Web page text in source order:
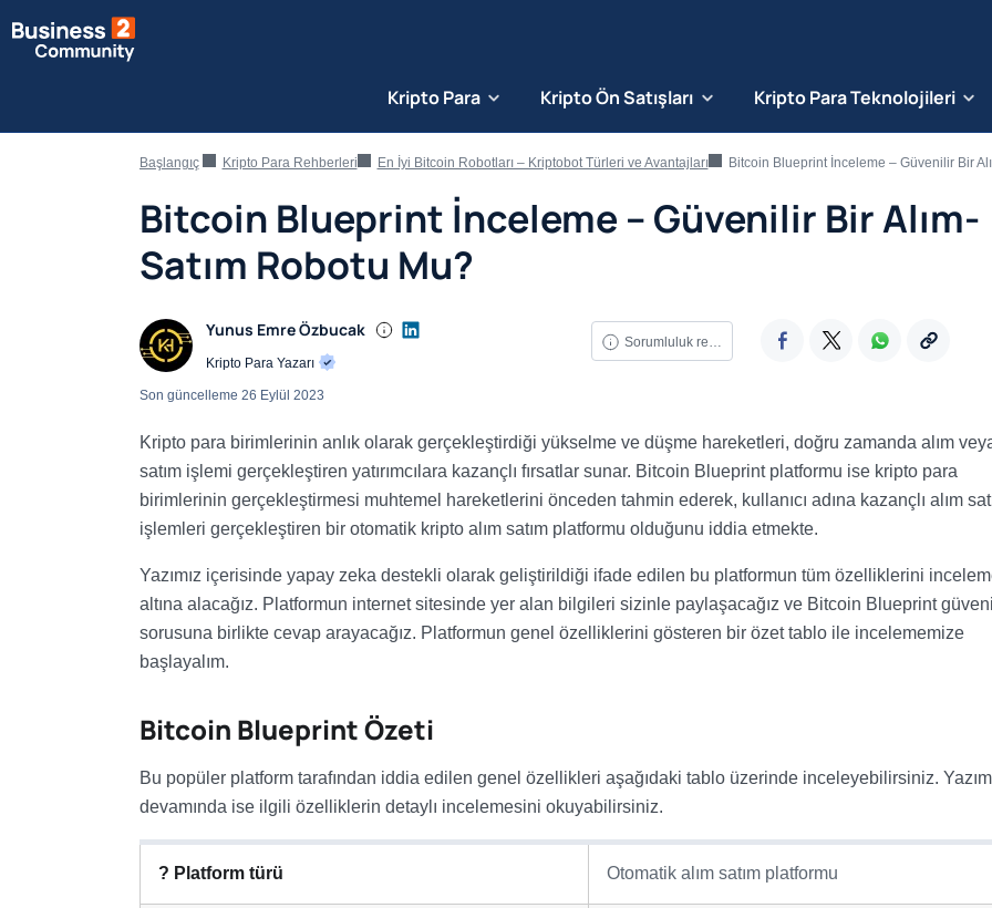
Kripto Para Kripto Ön Satışları Kripto Para Teknolojileri
Başlangıç Kripto Para Rehberleri En İyi Bitcoin Robotları – Kriptobot Türleri ve Avantajları Bitcoin Blueprint İnceleme – Güvenilir Bir Alım-Satım
Bitcoin Blueprint İnceleme – Güvenilir Bir Alım-
Satım Robotu Mu?
Yunus Emre Özbucak
Kripto Para Yazarı
Son güncelleme 26 Eylül 2023
Kripto para birimlerinin anlık olarak gerçekleştirdiği yükselme ve düşme hareketleri, doğru zamanda alım
satım işlemi gerçekleştiren yatırımcılara kazançlı fırsatlar sunar. Bitcoin Blueprint platformu ise kripto para
birimlerinin gerçekleştirmesi muhtemel hareketlerini önceden tahmin ederek, kullanıcı adına kazançlı alım
işlemleri gerçekleştiren bir otomatik kripto alım satım platformu olduğunu iddia etmekte.
Yazımız içerisinde yapay zeka destekli olarak geliştirildiği ifade edilen bu platformun tüm özelliklerini
altına alacağız. Platformun internet sitesinde yer alan bilgileri sizinle paylaşacağız ve Bitcoin Blueprint
sorusuna birlikte cevap arayacağız. Platformun genel özelliklerini gösteren bir özet tablo ile incelememize
başlayalım.
Bitcoin Blueprint Özeti
Bu popüler platform tarafından iddia edilen genel özellikleri aşağıdaki tablo üzerinde inceleyebilirsiniz.
devamında ise ilgili özelliklerin detaylı incelemesini okuyabilirsiniz.
? Platform türü Otomatik alım satım platformu